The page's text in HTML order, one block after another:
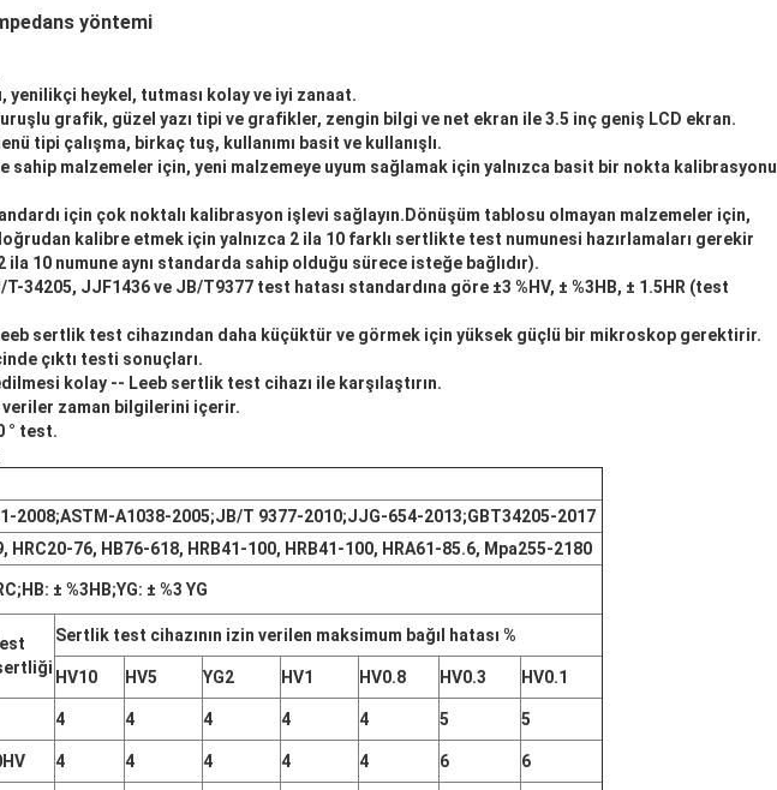
yöntemi
yenilikçi heykel, tutması kolay ve iyi zanaat.
grafik, güzel yazı tipi ve grafikler, zengin bilgi ve net ekran ile 3.5 inç geniş LCD ekran.
tipi çalışma, birkaç tuş, kullanımı basit ve kullanışlı.
sahip malzemeler için, yeni malzemeye uyum sağlamak için yalnızca basit bir nokta kalibrasyonu
için çok noktalı kalibrasyon işlevi sağlayın.Dönüşüm tablosu olmayan malzemeler için,
kalibre etmek için yalnızca 2 ila 10 farklı sertlikte test numunesi hazırlamaları gerekir
ila 10 numune aynı standarda sahip olduğu sürece isteğe bağlıdır).
34205, JJF1436 ve JB/T9377 test hatası standardına göre ±3 %HV, ± %3HB, ± 1.5HR (test
sertlik test cihazından daha küçüktür ve görmek için yüksek güçlü bir mikroskop gerektirir.
çıktı testi sonuçları.
kolay -- Leeb sertlik test cihazı ile karşılaştırın.
zaman bilgilerini içerir.
° test.
2008;ASTM-A1038-2005;JB/T 9377-2010;JJG-654-2013;GBT34205-2017
HRC20-76, HB76-618, HRB41-100, HRB41-100, HRA61-85.6, Mpa255-2180
± %3HB;YG: ± %3 YG
Sertlik test cihazının izin verilen maksimum bağıl hatası %
HV10 HV5 YG2 HV1 HV0.8 HV0.3 HV0.1
4 4 4 4 4 5 5
4 4 4 4 4 6 6